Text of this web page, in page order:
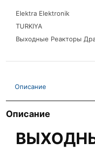
Elektra Elektronik
TURKIYA
Выходные Реакторы
Описание
Описание